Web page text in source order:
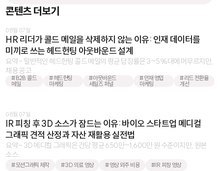
콘텐츠 더보기
08월 07일
HR 리더가 콜드 메일을 삭제하지 않는 이유: 인재 데이터를
미끼로 쓰는 헤드헌팅 아웃바운드 설계
요약 - 일반적인 헤드헌팅 콜드 메일의 평균 답장률은 3~5%대에 머무르지만,
채용 공고 ...
#B2B 콜드
메일
#헤드헌팅
마케팅
#아웃바운드
세일즈 퍼널
#인재 영입
마케팅
#리드 전환율
개선
08월 07일
IR 피칭 후 3D 소스가 잠드는 이유: 바이오 스타트업 메디컬
그래픽 견적 산정과 자산 재활용 실전법
요약 - 3D 메디컬 그래픽은 건당 평균 650만~1,600만 원 수준이지만, 원본
소스 ...
#모션그래픽 제작 #3D 의료 영상 #영상 외주 비용 #IR 피칭 영상